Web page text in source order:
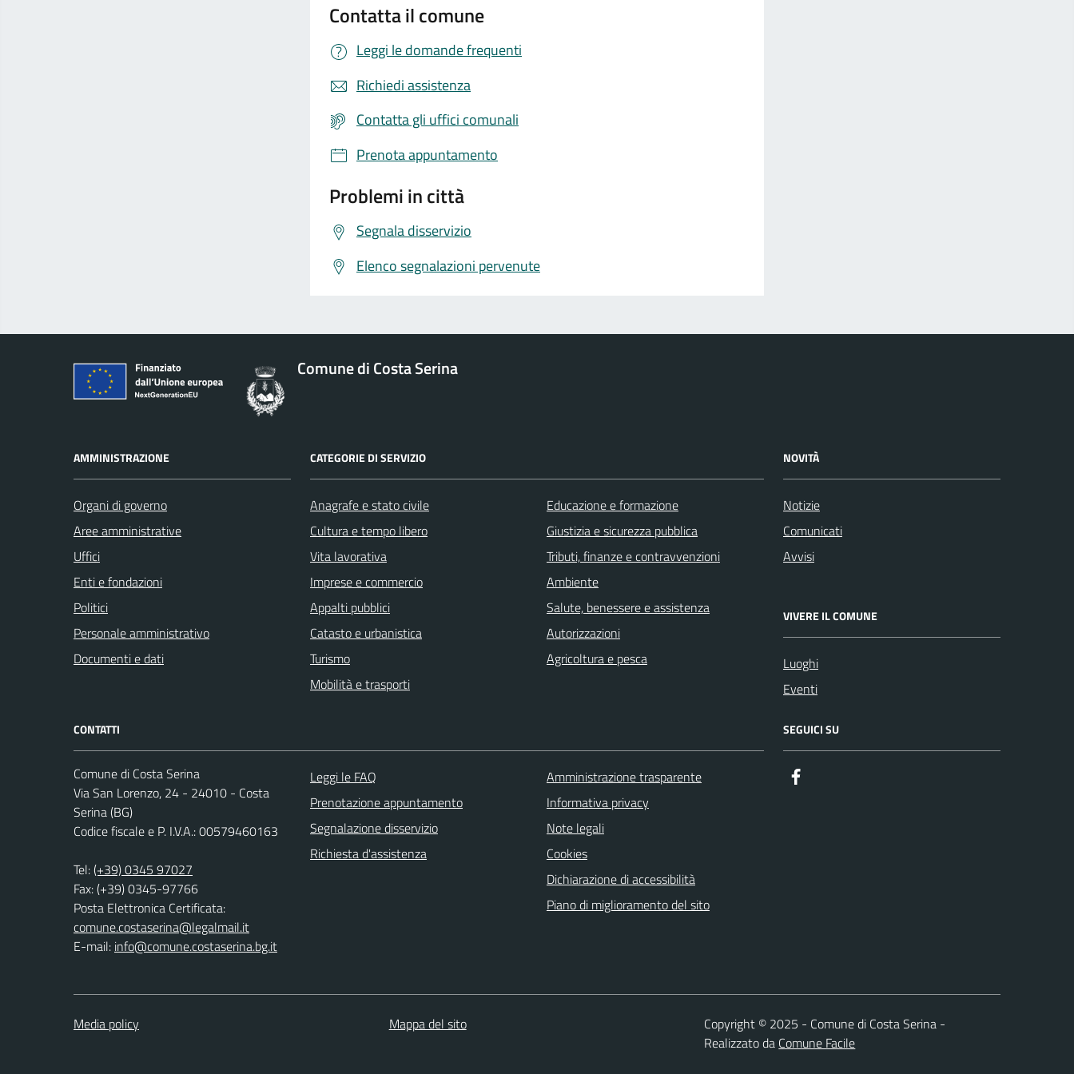
Contatta il comune
Leggi le domande frequenti
Richiedi assistenza
Contatta gli uffici comunali
Prenota appuntamento
Problemi in città
Segnala disservizio
Elenco segnalazioni pervenute
Comune di Costa Serina
AMMINISTRAZIONE
Organi di governo
Aree amministrative
Uffici
Enti e fondazioni
Politici
Personale amministrativo
Documenti e dati
CATEGORIE DI SERVIZIO
Anagrafe e stato civile
Cultura e tempo libero
Vita lavorativa
Imprese e commercio
Appalti pubblici
Catasto e urbanistica
Turismo
Mobilità e trasporti
Educazione e formazione
Giustizia e sicurezza pubblica
Tributi, finanze e contravvenzioni
Ambiente
Salute, benessere e assistenza
Autorizzazioni
Agricoltura e pesca
NOVITÀ
Notizie
Comunicati
Avvisi
VIVERE IL COMUNE
Luoghi
Eventi
CONTATTI
Comune di Costa Serina
Via San Lorenzo, 24 - 24010 - Costa
Serina (BG)
Codice fiscale e P. I.V.A.: 00579460163
Tel:(+39) 0345 97027
Fax: (+39) 0345-97766
Posta Elettronica Certificata:
comune.costaserina@legalmail.it
E-mail: info@comune.costaserina.bg.it
Leggi le FAQ
Prenotazione appuntamento
Segnalazione disservizio
Richiesta d'assistenza
Amministrazione trasparente
Informativa privacy
Note legali
Cookies
Dichiarazione di accessibilità
Piano di miglioramento del sito
SEGUICI SU
Media policy Mappa del sito
Copyright © 2025 - Comune di Costa Serina -
Realizzato da Comune Facile